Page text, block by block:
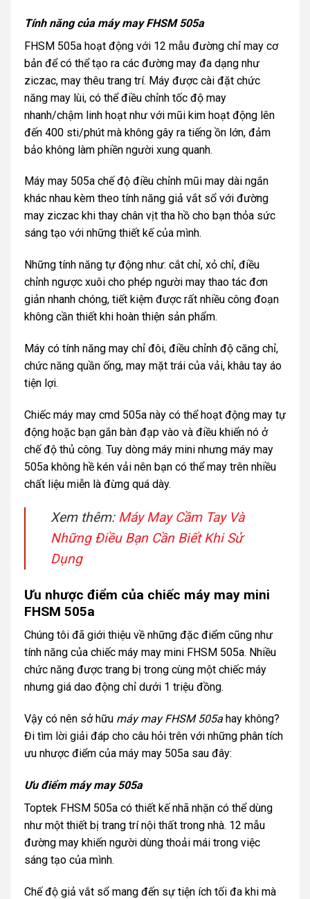
Tính năng của máy may FHSM 505a
FHSM 505a hoạt động với 12 mẫu đường chỉ may cơ
bản để có thể tạo ra các đường may đa dạng như
ziczac, may thêu trang trí. Máy được cài đặt chức
năng may lùi, có thể điều chỉnh tốc độ may
nhanh/chậm linh hoạt như với mũi kim hoạt động lên
đến 400 sti/phút mà không gây ra tiếng ồn lớn, đảm
bảo không làm phiền người xung quanh.
Máy may 505a chế độ điều chỉnh mũi may dài ngắn
khác nhau kèm theo tính năng giả vắt sổ với đường
may ziczac khi thay chân vịt tha hồ cho bạn thỏa sức
sáng tạo với những thiết kế của mình.
Những tính năng tự động như: cắt chỉ, xỏ chỉ, điều
chỉnh ngược xuôi cho phép người may thao tác đơn
giản nhanh chóng, tiết kiệm được rất nhiều công đoạn
không cần thiết khi hoàn thiện sản phẩm.
Máy có tính năng may chỉ đôi, điều chỉnh độ căng chỉ,
chức năng quần ống, may mặt trái của vải, khâu tay áo
tiện lợi.
Chiếc máy may cmd 505a này có thể hoạt động may tự
động hoặc bạn gắn bàn đạp vào và điều khiển nó ở
chế độ thủ công. Tuy dòng máy mini nhưng máy may
505a không hề kén vải nên bạn có thể may trên nhiều
chất liệu miễn là đừng quá dày.
Xem thêm: Máy May Cầm Tay Và
Những Điều Bạn Cần Biết Khi Sử
Dụng
Ưu nhược điểm của chiếc máy may mini
FHSM 505a
Chúng tôi đã giới thiệu về những đặc điểm cũng như
tính năng của chiếc máy may mini FHSM 505a. Nhiều
chức năng được trang bị trong cùng một chiếc máy
nhưng giá dao động chỉ dưới 1 triệu đồng.
Vậy có nên sở hữu máy may FHSM 505a hay không?
Đi tìm lời giải đáp cho câu hỏi trên với những phân tích
ưu nhược điểm của máy may 505a sau đây:
Ưu điểm máy may 505a
Toptek FHSM 505a có thiết kế nhã nhặn có thể dùng
như một thiết bị trang trí nội thất trong nhà. 12 mẫu
đường may khiến người dùng thoải mái trong việc
sáng tạo của mình.
Chế độ giả vắt sổ mang đến sự tiện ích tối đa khi mà